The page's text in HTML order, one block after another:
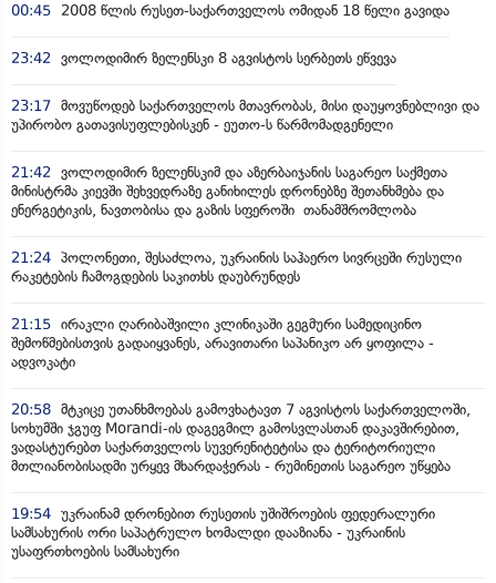
00:45 2008 წლის რუსეთ-საქართველოს ომიდან 18 წელი გავიდა
23:42 ვოლოდიმირ ზელენსკი 8 აგვისტოს სერბეთს ეწვევა
23:17 მოვუწოდებ საქართველოს მთავრობას, მისი დაუყოვნებლივი და
უპირობო გათავისუფლებისკენ - ეუთო-ს წარმომადგენელი
21:42
ვოლოდიმირ ზელენსკიმ და აზერბაიჯანის საგარეო საქმეთა
მინისტრმა კიევში შეხვედრაზე განიხილეს დრონებზე შეთანხმება და
ენერგეტიკის, ნავთობისა და გაზის სფეროში თანამშრომლობა
21:24 პოლონეთი, შესაძლოა, უკრაინის საჰაერო სივრცეში რუსული
რაკეტების ჩამოგდების საკითხს დაუბრუნდეს
21:15 ირაკლი ღარიბაშვილი კლინიკაში გეგმური სამედიცინო
შემოწმებისთვის გადაიყვანეს, არავითარი საპანიკო არ ყოფილა -
ადვოკატი
20:58 მტკიცე უთანხმოებას გამოვხატავთ 7 აგვისტოს საქართველოში,
სოხუმში ჯგუფ Morandi-ის დაგეგმილ გამოსვლასთან დაკავშირებით,
ვადასტურებთ საქართველოს სუვერენიტეტისა და ტერიტორიული
მთლიანობისადმი ურყევ მხარდაჭერას - რუმინეთის საგარეო უწყება
19:54 უკრაინამ დრონებით რუსეთის უშიშროების ფედერალური
სამსახურის ორი საპატრულო ხომალდი დააზიანა - უკრაინის
უსაფრთხოების სამსახური